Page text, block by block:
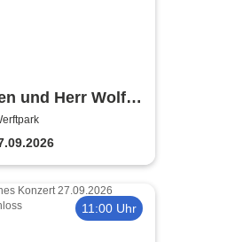
und Herr Wolff -
11:00 Uhr